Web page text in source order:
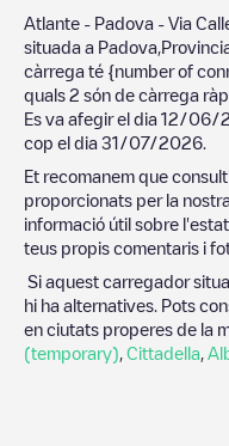
Atlante - Padova - Via
situada a Padova
càrrega té {number of
quals 2 són de càrrega
Es va afegir el dia 12/06/
cop el dia 31/07/2026
Et recomanem que
proporcionats per la
informació útil sobre
teus propis comentaris i
Si aquest carregador
hi ha alternatives. Pots
en ciutats properes de la
(temporary) Cittadella